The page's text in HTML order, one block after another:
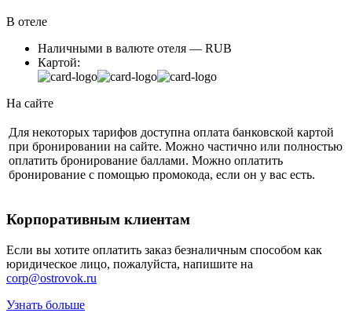
В отеле
Наличными в валюте отеля — RUB
Картой:
На сайте
Для некоторых тарифов доступна оплата банковской картой
при бронировании на сайте. Можно частично или полностью
оплатить бронирование баллами. Можно оплатить
бронирование с помощью промокода, если он у вас есть.
Корпоративным клиентам
Если вы хотите оплатить заказ безналичным способом как
юридическое лицо, пожалуйста, напишите на
corp@ostrovok.ru
Узнать больше